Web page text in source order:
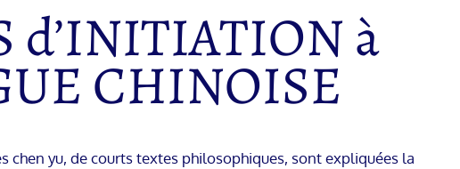
d’INITIATION à
CHINOISE
chen yu, de courts textes philosophiques, sont expliquées la